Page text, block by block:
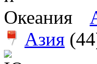
Азия